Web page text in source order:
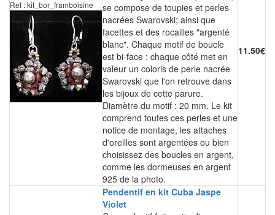
Ref : kit_bor_framboisine
se compose de toupies et perles
nacrées Swarovski; ainsi que
facettes et des rocailles "argenté
blanc". Chaque motif de boucle
est bi-face : chaque côté met en
valeur un coloris de perle nacrée
Swarovski que l'on retrouve dans
les bijoux de cette parure.
Diamètre du motif : 20 mm. Le kit
comprend toutes ces perles et une
notice de montage, les attaches
d'oreilles sont argentées ou bien
choisissez des boucles en argent,
comme les dormeuses en argent
925 de la photo.
11.50€
Pendentif en kit Cuba Jaspe
Violet